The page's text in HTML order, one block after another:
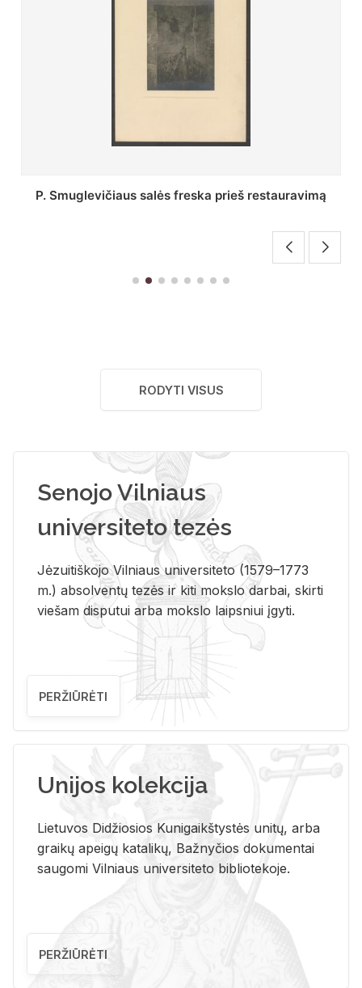
Stepono Batoro universiteto bibliotekos Profesorių
RODYTI VISUS
Senojo Vilniaus
universiteto tezės
Jėzuitiškojo Vilniaus universiteto (1579–1773
m.) absolventų tezės ir kiti mokslo darbai, skirti
viešam disputui arba mokslo laipsniui įgyti.
PERŽIŪRĖTI
Unijos kolekcija
Lietuvos Didžiosios Kunigaikštystės unitų, arba
graikų apeigų katalikų, Bažnyčios dokumentai
saugomi Vilniaus universiteto bibliotekoje.
PERŽIŪRĖTI